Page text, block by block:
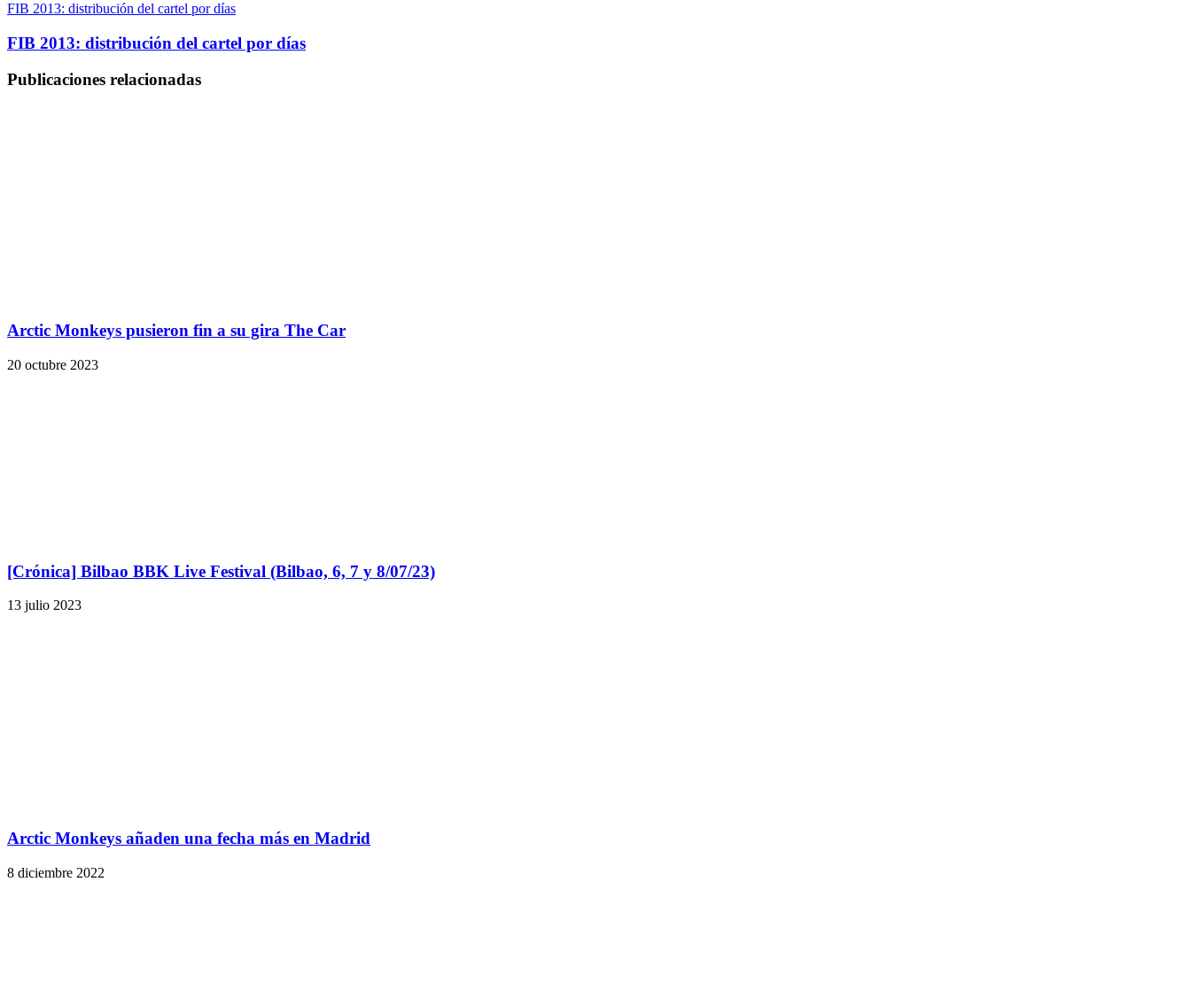
FIB 2013: distribución del cartel por días
FIB 2013: distribución del cartel por días
Publicaciones relacionadas
Arctic Monkeys pusieron fin a su gira The Car
20 octubre 2023
[Crónica] Bilbao BBK Live Festival (Bilbao, 6, 7 y 8/07/23)
13 julio 2023
Arctic Monkeys añaden una fecha más en Madrid
8 diciembre 2022